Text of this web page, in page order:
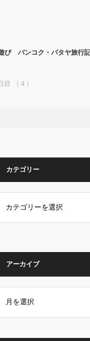
び バンコク・パタヤ旅行
（４）
カテゴリー
アーカイブ